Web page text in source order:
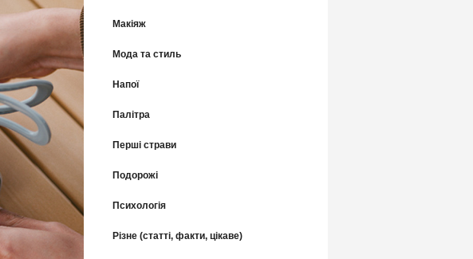
Макіяж
Мода та стиль
Напої
Палітра
Перші страви
Подорожі
Психологія
Різне (статті, факти, цікаве)